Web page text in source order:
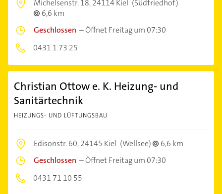
Michelsenstr. 18,24114 Kiel (Südfriedhof)
6,6 km
Geschlossen –Öffnet Freitag um 07:30
0431 1 73 25
Christian Ottow e. K. Heizung- und
Sanitärtechnik
HEIZUNGS- UND LÜFTUNGSBAU
Edisonstr. 60,24145 Kiel (Wellsee)
6,6 km
Geschlossen –Öffnet Freitag um 07:30
0431 71 10 55